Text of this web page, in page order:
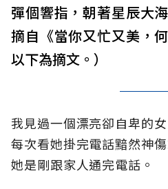
彈個響指，朝著星辰大
摘自《當你又忙又美，
以下為摘文。）
我見過一個漂亮卻自卑的
每次看她掛完電話黯然神
她是剛跟家人通完電話。